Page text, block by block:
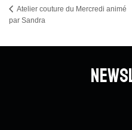
Atelier couture du Mercredi animé
par Sandra